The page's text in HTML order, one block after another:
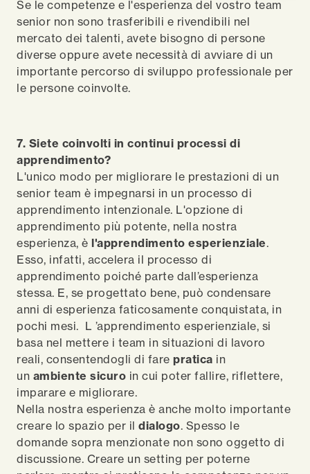
Se le competenze e l'esperienza del vostro team
senior non sono trasferibili e rivendibili nel
mercato dei talenti, avete bisogno di persone
diverse oppure avete necessità di avviare di un
importante percorso di sviluppo professionale per
le persone coinvolte.
7. Siete coinvolti in continui processi di
apprendimento?
L'unico modo per migliorare le prestazioni di un
senior team è impegnarsi in un processo di
apprendimento intenzionale. L'opzione di
apprendimento più potente, nella nostra
esperienza, è l'apprendimento esperienziale.
Esso, infatti, accelera il processo di
apprendimento poiché parte dall’esperienza
stessa. E, se progettato bene, può condensare
anni di esperienza faticosamente conquistata, in
pochi mesi. L ’apprendimento esperienziale, si
basa nel mettere i team in situazioni di lavoro
reali, consentendogli di fare pratica in
un ambiente sicuro in cui poter fallire, riflettere,
imparare e migliorare.
Nella nostra esperienza è anche molto importante
creare lo spazio per il dialogo. Spesso le
domande sopra menzionate non sono oggetto di
discussione. Creare un setting per poterne